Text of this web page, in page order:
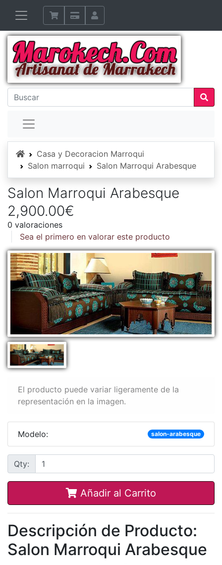
InicioCasa y Decoracion Marroqui
Salon marroqui
Salon Marroqui Arabesque
Salon Marroqui Arabesque
2,900.00€
0 valoraciones
Sea el primero en valorar este producto
El producto puede variar ligeramente de la
representación en la imagen.
Modelo: salon-arabesque
Qty:
Añadir al Carrito
Descripción de Producto:
Salon Marroqui Arabesque